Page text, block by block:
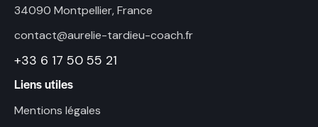
34090 Montpellier, France
contact@aurelie-tardieu-coach.fr
+33 6 17 50 55 21
Liens utiles
Mentions légales